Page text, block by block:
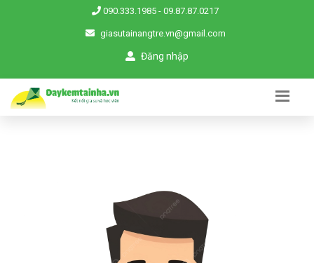
090.333.1985 - 09.87.87.0217
giasutainangtre.vn@gmail.com
Đăng nhập